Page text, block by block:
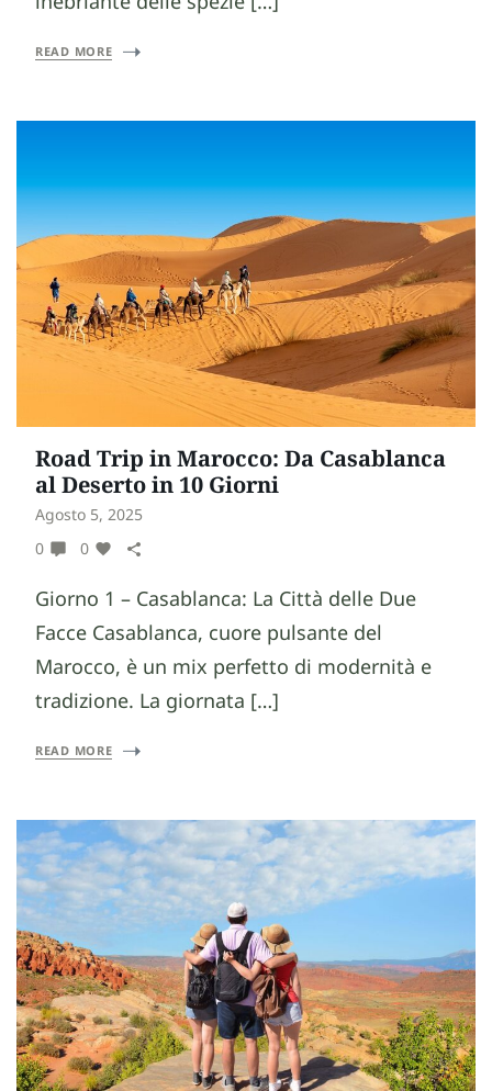
READ MORE
Road Trip in Marocco: Da Casablanca
al Deserto in 10 Giorni
Agosto 5, 2025
0
0
Giorno 1 – Casablanca: La Città delle Due
Facce Casablanca, cuore pulsante del
Marocco, è un mix perfetto di modernità e
tradizione. La giornata […]
READ MORE